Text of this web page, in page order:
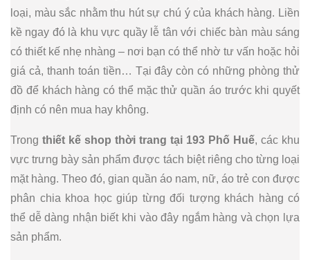
loại, màu sắc nhằm thu hút sự chú ý của khách hàng. Liền
kề ngay đó là khu vực quầy lễ tân với chiếc bàn màu sáng
có thiết kế nhẹ nhàng – nơi bạn có thể nhờ tư vấn hoặc hỏi
giá cả, thanh toán tiền… Tại đây còn có những phòng thử
đồ để khách hàng có thể mặc thử quần áo trước khi quyết
định có nên mua hay không.
Trong thiết kế shop thời trang tại 193 Phố Huế, các khu
vực trưng bày sản phẩm được tách biệt riêng cho từng loại
mặt hàng. Theo đó, gian quần áo nam, nữ, áo trẻ con được
phân chia khoa học giúp từng đối tượng khách hàng có
thể dễ dàng nhận biết khi vào đây ngắm hàng và chọn lựa
sản phẩm.